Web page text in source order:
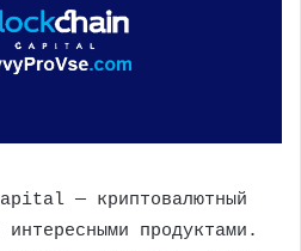
— криптовалютный
продуктами.